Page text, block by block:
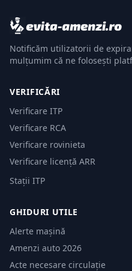
Notificăm utilizatorii de
mulțumim că ne folosești
VERIFICĂRI
Verificare ITP
Verificare RCA
Verificare rovinieta
Verificare licență ARR
Stații ITP
GHIDURI UTILE
Alerte mașină
Amenzi auto 2026
Acte necesare circulație